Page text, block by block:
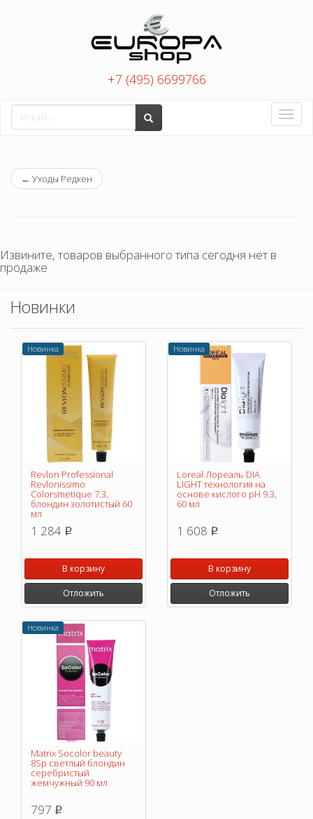
+7 (495) 6699766
Toggle
← Уходы Редкен
Извините, товаров выбранного типа сегодня нет в
продаже
Новинки
Новинка
Revlon Professional
Revlonissimo
Colorsmetique 7.3,
блондин золотистый 60
мл
1 284 p
В корзину
Отложить
Новинка
Loreal Лореаль DIA
LIGHT технология на
основе кислого pH 9.3,
60 мл
1 608 p
В корзину
Отложить
Новинка
Matrix Socolor beauty
8Sp светлый блондин
серебристый
жемчужный 90 мл
797 p